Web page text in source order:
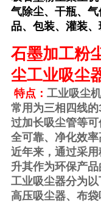
气除尘、干瓶、
品、包装、灌装
石墨加工粉
尘工业吸尘
特点： 工业吸尘
常用为三相四线
过加长吸尘管等
全可靠、净化效
近年来，通过采
升其作为环保产
工业吸尘器分为
高压吸尘器、布